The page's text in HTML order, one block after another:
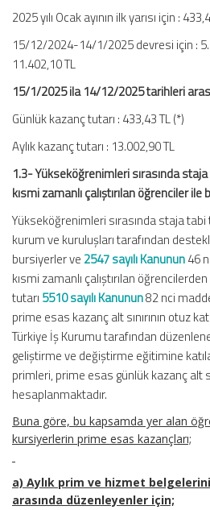
2025 yılı Ocak ayının ilk yarısı için :
15/12/2024-14/1/2025 devresi için :
11.402,10 TL
15/1/2025 ila 14/12/2025 tarihleri
Günlük kazanç tutarı : 433,43 TL (*)
Aylık kazanç tutarı : 13.002,90 TL
1.3- Yükseköğrenimleri sırasında
kısmi zamanlı çalıştırılan öğrenciler
Yükseköğrenimleri sırasında staja
kurum ve kuruluşları tarafından
bursiyerler ve 2547 sayılı Kanunun46
kısmi zamanlı çalıştırılan
tutarı 5510 sayılı Kanunun82 nci
prime esas kazanç alt sınırının otuz
Türkiye İş Kurumu tarafından
geliştirme ve değiştirme eğitimine
primleri, prime esas günlük kazanç alt
hesaplanmaktadır.
Buna göre, bu kapsamda yer alan
kursiyerlerin prime esas kazançları;
a) Aylık prim ve hizmet belgelerini
arasında düzenleyenler için;